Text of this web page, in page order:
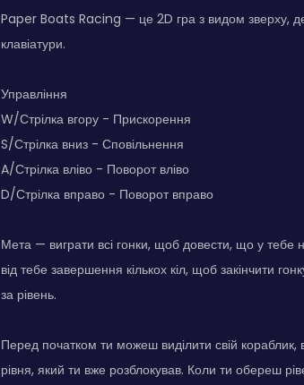
Paper Boats Racing — це 2D гра з видом зверху,
клавіатури.
Управління
W/Стрілка вгору - Прискорення
S/Стрілка вниз - Сповільнення
A/Стрілка вліво - Поворот вліво
D/Стрілка вправо - Поворот вправо
Мета — виграти всі гонки, щоб довести, що у тебе
від тебе завершення кількох кіл, щоб закінчити
за рівень.
Перед початком ти можеш виділити свій
рівня, який ти вже розблокував. Коли ти обереш